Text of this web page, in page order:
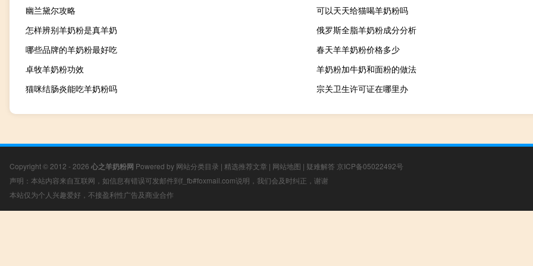
幽兰黛尔攻略
可以天天给猫喝羊奶粉吗
怎样辨别羊奶粉是真羊奶
俄罗斯全脂羊奶粉成分分析
哪些品牌的羊奶粉最好吃
春天羊羊奶粉价格多少
卓牧羊奶粉功效
羊奶粉加牛奶和面粉的做法
猫咪结肠炎能吃羊奶粉吗
宗关卫生许可证在哪里办
Copyright © 2012 - 2026 心之羊奶粉网 Powered by 网站分类目录 | 精选推荐文章 | 网站地图 | 疑难解答 京ICP备05022492号
声明：本站内容来自互联网，如信息有错误可发邮件到f_fb#foxmail.com说明，我们会及时纠正，谢谢
本站仅为个人兴趣爱好，不接盈利性广告及商业合作